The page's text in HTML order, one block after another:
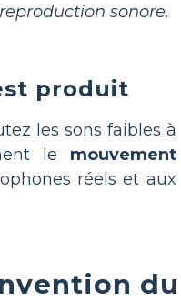
reproduction sonore.
produit
les sons faibles à
le mouvement
réels et aux
du